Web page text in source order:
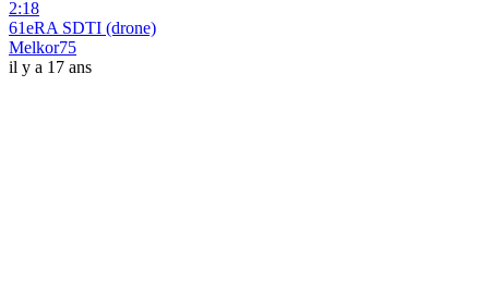
2:18
61eRA SDTI (drone)
Melkor75
il y a 17 ans